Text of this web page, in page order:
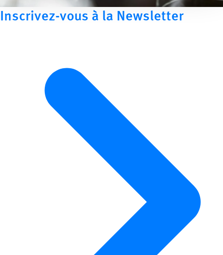
Inscrivez-vous à la Newsletter